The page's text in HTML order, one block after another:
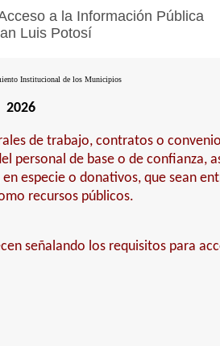
a la Información Pública
Luis Potosí
Institucional de los Municipios
2026
de trabajo, contratos o
personal de base o de confianza,
especie o donativos, que sean
recursos públicos.
señalando los requisitos para